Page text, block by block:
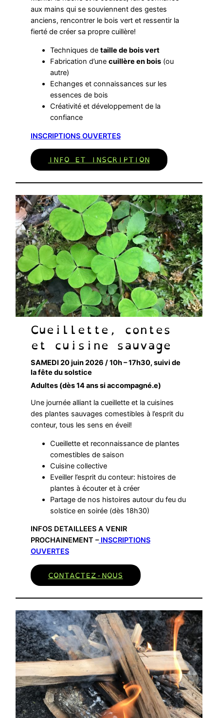
aux mains qui se souviennent des gestes
anciens, rencontrer le bois vert et ressentir la
fierté de créer sa propre cuillère!
Techniques de taille de bois vert
Fabrication d’une cuillère en bois(ou
autre)
Echanges et connaissances sur les
essences de bois
Créativité et développement de la
confiance
INSCRIPTIONS OUVERTES
INFO ET INSCRIPTION
Cueillette, contes
et cuisine sauvage
SAMEDI 20 juin 2026 / 10h – 17h30, suivi de
la fête du solstice
Adultes (dès 14 ans si accompagné.e)
Une journée alliant la cueillette et la cuisines
des plantes sauvages comestibles à l’esprit du
conteur, tous les sens en éveil!
Cueillette et reconnaissance de plantes
comestibles de saison
Cuisine collective
Eveiller l’esprit du conteur: histoires de
plantes à écouter et à créer
Partage de nos histoires autour du feu du
solstice en soirée (dès 18h30)
INFOS DETAILLEES A VENIR
PROCHAINEMENT –INSCRIPTIONS
OUVERTES
CONTACTEZ-NOUS